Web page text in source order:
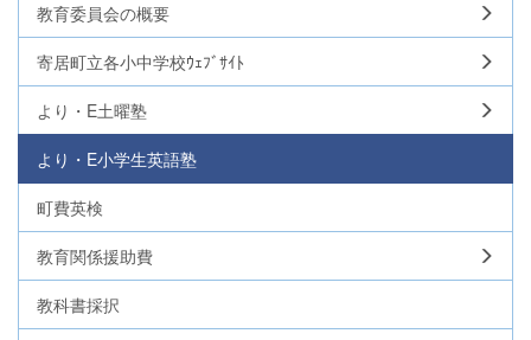
教育委員会の概要
寄居町立各小中学校ｳｪﾌﾞｻｲﾄ
より・E土曜塾
より・E小学生英語塾
町費英検
教育関係援助費
教科書採択